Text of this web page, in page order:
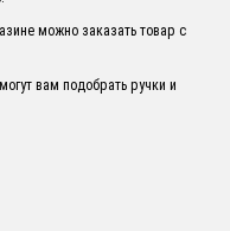
можно заказать товар с
вам подобрать ручки и